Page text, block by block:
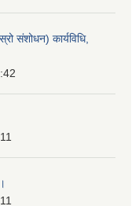
संशोधन) कार्यविधि,